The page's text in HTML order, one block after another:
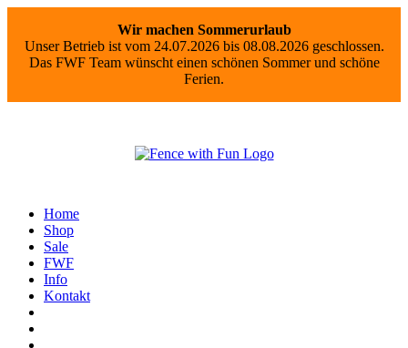
Wir machen Sommerurlaub
Unser Betrieb ist vom 24.07.2026 bis 08.08.2026 geschlossen.
Das FWF Team wünscht einen schönen Sommer und schöne
Ferien.
Home
Shop
Sale
FWF
Info
Kontakt